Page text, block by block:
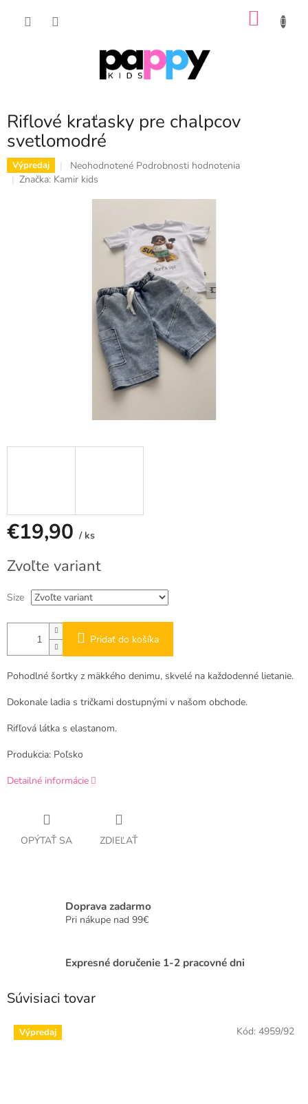
Riflové kraťasky pre chalpcov
svetlomodré
Výpredaj
Priemerné
hodnotenie
hviezdičiek.
Neohodnotené Podrobnosti hodnotenia
Značka: Kamir kids
€19,90 / ks
cena:
Zvoľte variant
Size
Pridať do košíka
Pohodlné šortky z mäkkého denimu, skvelé na každodenné lietanie.
Dokonale ladia s tričkami dostupnými v našom obchode.
Rifľová látka s elastanom.
Produkcia: Poľsko
Detailné informácie
OPÝTAŤ SA ZDIEĽAŤ
Doprava zadarmo
Pri nákupe nad 99€
Expresné doručenie 1-2 pracovné dni
Súvisiaci tovar
Výpredaj Kód: 4959/92